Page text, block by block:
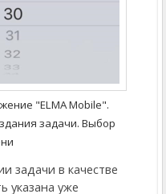
"ELMA Mobile".
задачи. Выбор
задачи в качестве
указана уже